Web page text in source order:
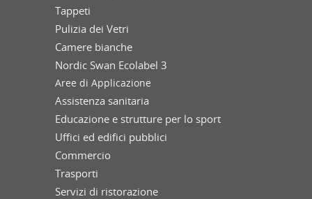
Tappeti
Pulizia dei Vetri
Camere bianche
Nordic Swan Ecolabel 3
Aree di Applicazione
Assistenza sanitaria
Educazione e strutture per lo sport
Uffici ed edifici pubblici
Commercio
Trasporti
Servizi di ristorazione